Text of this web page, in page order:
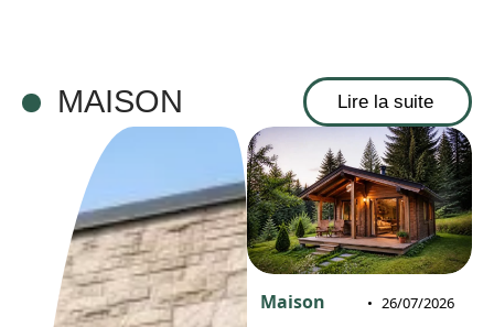
MAISON Lire la suite
Maison 26/07/2026